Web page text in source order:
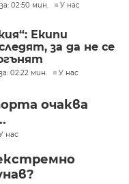
за
02:50 мин. У нас
Екипи
за да не се
02:22 мин. У нас
очаква
нас